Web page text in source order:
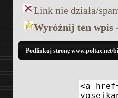
Link nie działa/
Wyróżnij ten wpis
Podlinkuj stronę www.poltax.net/